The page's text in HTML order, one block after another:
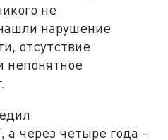
не
нарушение
отсутствие
непонятное
а через четыре года –